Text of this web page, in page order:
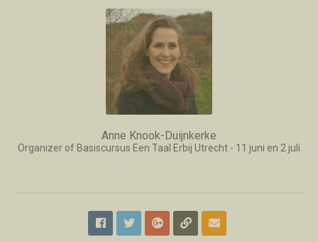
Anne Knook-Duijnkerke
Organizer of Basiscursus Een Taal Erbij Utrecht - 11 juni en 2 juli